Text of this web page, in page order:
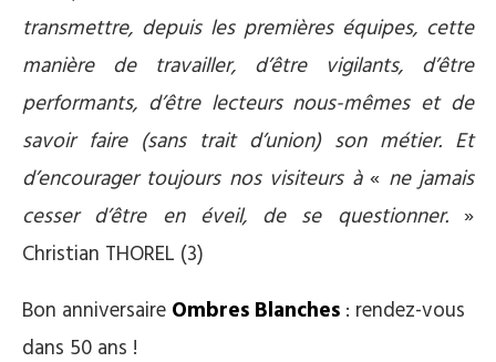
transmettre, depuis les premières équipes, cette
manière de travailler, d’être vigilants, d’être
performants, d’être lecteurs nous-mêmes et de
savoir faire (sans trait d’union) son métier. Et
d’encourager toujours nos visiteurs à« ne jamais
cesser d’être en éveil, de se questionner.»
Christian THOREL (3)
Bon anniversaire Ombres Blanches : rendez-vous
dans 50 ans !